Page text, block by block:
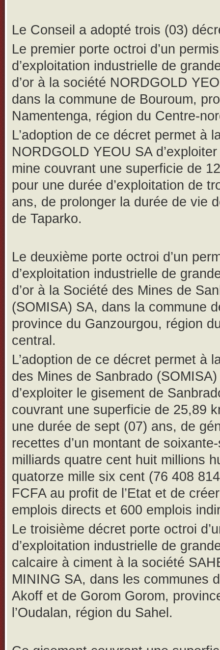
Le Conseil a adopté trois (03)
Le premier porte octroi d’un permis
d’exploitation industrielle de
d’or à la société NORDGOLD
dans la commune de Bouroum,
Namentenga, région du Centre-
L’adoption de ce décret permet à
NORDGOLD YEOU SA
mine couvrant une superficie de
pour une durée d’exploitation de
ans, de prolonger la durée de vie
de Taparko.
Le deuxième porte octroi d’un
d’exploitation industrielle de
d’or à la Société des Mines de
(SOMISA) SA, dans la commune
province du Ganzourgou, région
central.
L’adoption de ce décret permet à
des Mines de Sanbrado
d’exploiter le gisement de
couvrant une superficie de 25,89
une durée de sept (07) ans, de
recettes d’un montant de
milliards quatre cent huit millions
quatorze mille six cent (76 408
FCFA au profit de l’Etat et de
emplois directs et 600 emplois
Le troisième décret porte octroi
d’exploitation industrielle de
calcaire à ciment à la société
MINING SA, dans les communes
Akoff et de Gorom Gorom,
l’Oudalan, région du Sahel.